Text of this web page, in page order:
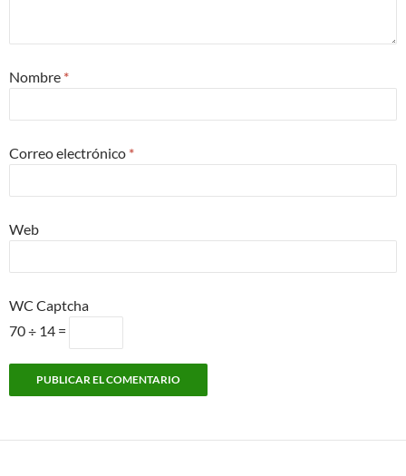
Nombre *
Correo electrónico *
Web
WC Captcha
70 ÷ 14 =